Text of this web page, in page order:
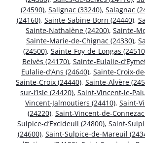
(24590), Salignac (33240), Salagnac
(24160), Sainte-Sabine-Born (24440),
Sainte-Nathalène (24200), Sainte-
Sainte-Marie-de-Chignac (24330),
(24500), Sainte-Foy-de-Longas
Belvès (24170), Sainte-Eulalie-
Eulalie-d’Ans (24640), Sainte-Croix-
Sainte-Croix (24440), Sainte-Alvère
sur-l’Isle (24420), Saint-Vincent-le-
Vincent-Jalmoutiers (24410), Saint-
(24220), Saint-Vincent-de-
Sulpice-d’Excideuil (24800), Saint-
(24600), Saint-Sulpice-de-Mareuil